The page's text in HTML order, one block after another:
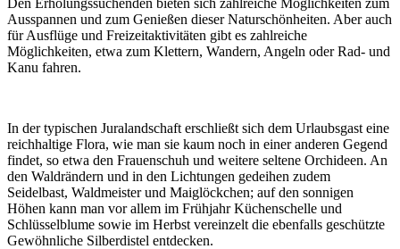
Den Erholungssuchenden bieten sich zahlreiche Möglichkeiten zum
Ausspannen und zum Genießen dieser Naturschönheiten. Aber auch
für Ausflüge und Freizeitaktivitäten gibt es zahlreiche
Möglichkeiten, etwa zum Klettern, Wandern, Angeln oder Rad- und
Kanu fahren.
In der typischen Juralandschaft erschließt sich dem Urlaubsgast eine
reichhaltige Flora, wie man sie kaum noch in einer anderen Gegend
findet, so etwa den Frauenschuh und weitere seltene Orchideen. An
den Waldrändern und in den Lichtungen gedeihen zudem
Seidelbast, Waldmeister und Maiglöckchen; auf den sonnigen
Höhen kann man vor allem im Frühjahr Küchenschelle und
Schlüsselblume sowie im Herbst vereinzelt die ebenfalls geschützte
Gewöhnliche Silberdistel entdecken.